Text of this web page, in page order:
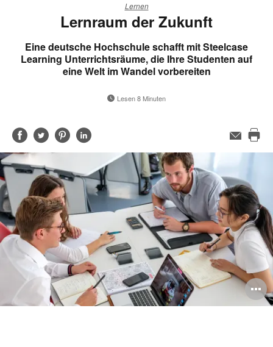
Lernen
Lernraum der Zukunft
Eine deutsche Hochschule schafft mit Steelcase
Learning Unterrichtsräume, die Ihre Studenten auf
eine Welt im Wandel vorbereiten
Lesen 8 Minuten
Auf
Facebook
teilen
Auf
Twitter
teilen
Auf
Pinterest
teilen
Auf
LinkedIn
teilen
E-